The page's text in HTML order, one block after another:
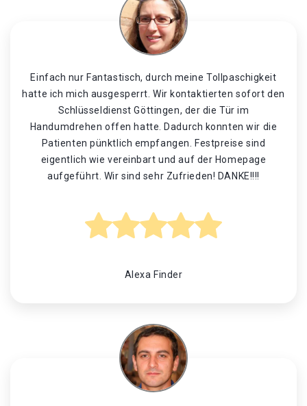
Einfach nur Fantastisch, durch meine Tollpaschigkeit
hatte ich mich ausgesperrt. Wir kontaktierten sofort den
Schlüsseldienst Göttingen, der die Tür im
Handumdrehen offen hatte. Dadurch konnten wir die
Patienten pünktlich empfangen. Festpreise sind
eigentlich wie vereinbart und auf der Homepage
aufgeführt. Wir sind sehr Zufrieden! DANKE!!!!
Alexa Finder